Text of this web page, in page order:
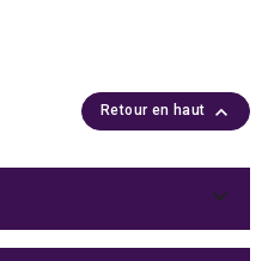
Retour en haut 
